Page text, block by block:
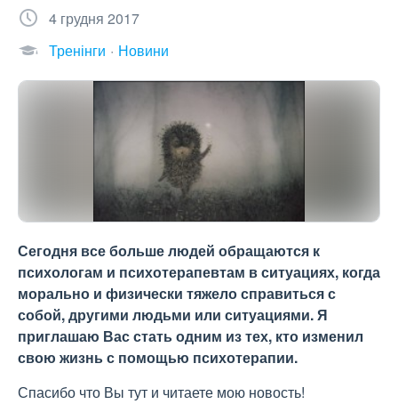
4 грудня 2017
Тренінги
Новини
Сегодня все больше людей обращаются к
психологам и психотерапевтам в ситуациях, когда
морально и физически тяжело справиться с
собой, другими людьми или ситуациями. Я
приглашаю Вас стать одним из тех, кто изменил
свою жизнь с помощью психотерапии.
Спасибо что Вы тут и читаете мою новость!